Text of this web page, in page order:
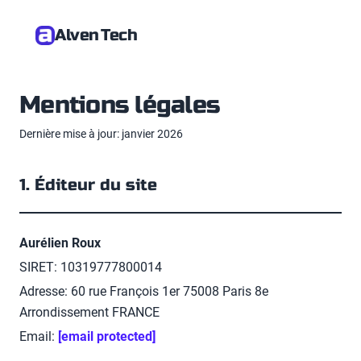
Alven Tech
Mentions légales
Dernière mise à jour: janvier 2026
1. Éditeur du site
Aurélien Roux
SIRET: 10319777800014
Adresse: 60 rue François 1er 75008 Paris 8e
Arrondissement FRANCE
Email: [email protected]